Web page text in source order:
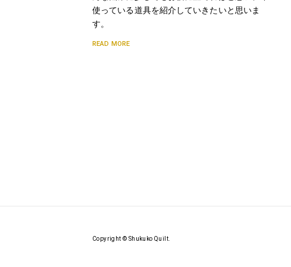
使っている道具を紹介していきたいと思いま
す。
READ MORE
Copyright © Shukuko Quilt.